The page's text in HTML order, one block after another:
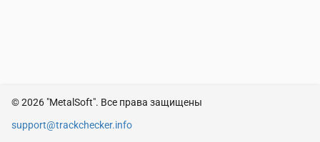
© 2026 "MetalSoft". Все права защищены
support@trackchecker.info